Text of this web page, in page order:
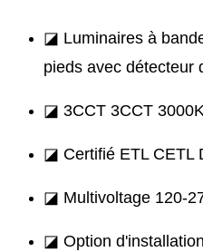
◪ Luminaires à
pieds avec détecteur
◪ 3CCT 3CCT
◪ Certifié ETL CETL
◪ Multivoltage 120-
◪ Option